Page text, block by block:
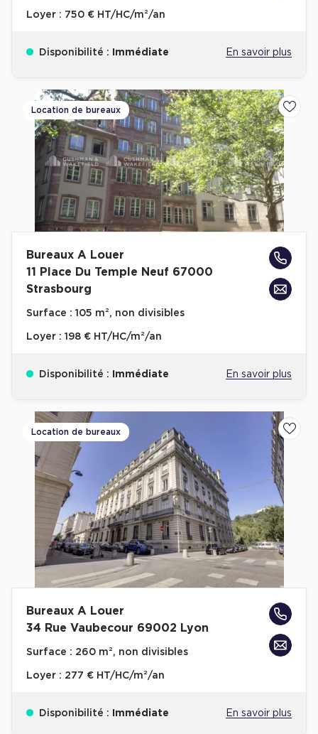
Loyer : 750 € HT/HC/m²/an
Disponibilité : Immédiate En savoir plus
Location de bureaux
Bureaux A Louer
11 Place Du Temple Neuf 67000
Strasbourg
Surface : 105 m², non divisibles
Loyer : 198 € HT/HC/m²/an
Disponibilité : Immédiate En savoir plus
Location de bureaux
Bureaux A Louer
34 Rue Vaubecour 69002 Lyon
Surface : 260 m², non divisibles
Loyer : 277 € HT/HC/m²/an
Disponibilité : Immédiate En savoir plus